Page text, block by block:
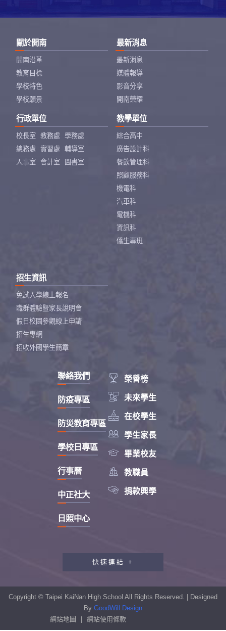
關於開南
開南沿革
教育目標
學校特色
學校願景
最新消息
最新消息
媒體報導
影音分享
開南榮耀
行政單位
校長室 教務處
學務處
總務處
實習處
輔導室
人事室
會計室 圖書室
教學單位
綜合高中
廣告設計科
餐飲管理科
照顧服務科
機電科
汽車科
電機科
資訊科
僑生專班
招生資訊
免試入學線上報名
職群體驗暨家長說明會
假日校園參觀線上申請
招生專網
招收外國學生簡章
 榮譽榜
 未來學生
 在校學生
 學生家長
 畢業校友
 教職員
 捐款興學
聯絡我們
防疫專區
防災教育專區
學校日專區
行事曆
中正社大
日照中心
快速連結 +
教職員工研習專區
性別平等教育專區
學生申訴及再申訴制度
Copyright © Taipei KaiNan High School All Rights Reserved. | Designed
By GoodWill Design
網站地圖
| 網站使用條款